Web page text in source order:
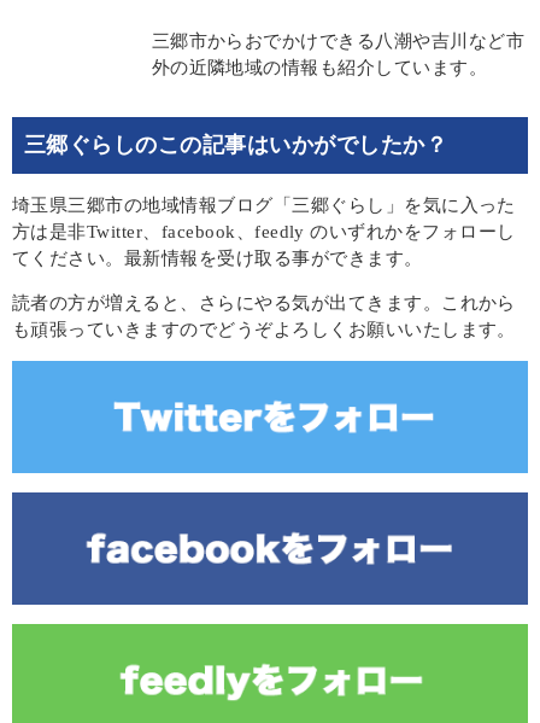
三郷市からおでかけできる八潮や吉川など市
外の近隣地域の情報も紹介しています。
三郷ぐらしのこの記事はいかがでしたか？
埼玉県三郷市の地域情報ブログ「三郷ぐらし」を気に入った
方は是非Twitter、facebook、feedly のいずれかをフォローし
てください。最新情報を受け取る事ができます。
読者の方が増えると、さらにやる気が出てきます。これから
も頑張っていきますのでどうぞよろしくお願いいたします。